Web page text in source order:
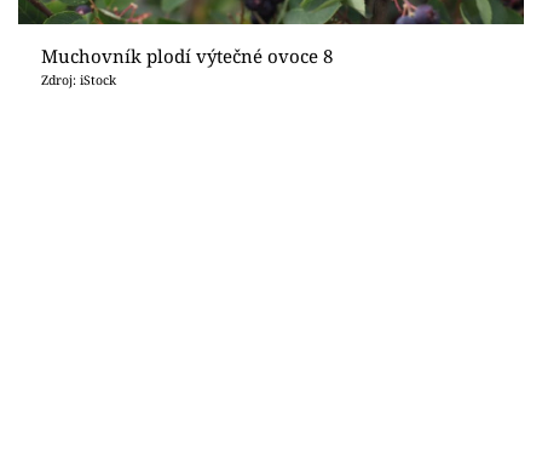
Muchovník plodí výtečné ovoce 8
Zdroj: iStock